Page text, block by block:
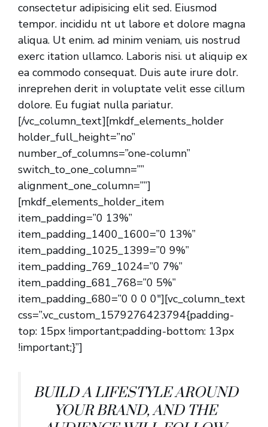
consectetur adipisicing elit sed. Eiusmod
tempor. incididu nt ut labore et dolore magna
aliqua. Ut enim. ad minim veniam, uis nostrud
exerc itation ullamco. Laboris nisi. ut aliquip ex
ea commodo consequat. Duis aute irure dolr.
inreprehen derit in voluptate velit esse cillum
dolore. Eu fugiat nulla pariatur.
[/vc_column_text][mkdf_elements_holder
holder_full_height=”no”
number_of_columns=”one-column”
switch_to_one_column=””
alignment_one_column=””]
[mkdf_elements_holder_item
item_padding=”0 13%”
item_padding_1400_1600=”0 13%”
item_padding_1025_1399=”0 9%”
item_padding_769_1024=”0 7%”
item_padding_681_768=”0 5%”
item_padding_680=”0 0 0 0″][vc_column_text
css=”.vc_custom_1579276423794{padding-
top: 15px !important;padding-bottom: 13px
!important;}”]
BUILD A LIFESTYLE AROUND
YOUR BRAND, AND THE